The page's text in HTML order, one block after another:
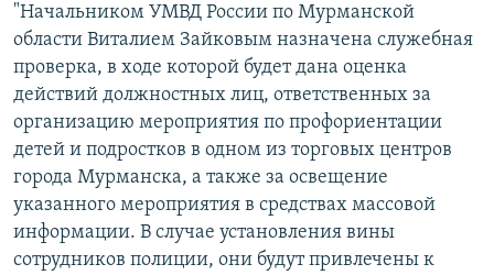
"Начальником УМВД России по Мурманской
области Виталием Зайковым назначена служебная
проверка, в ходе которой будет дана оценка
действий должностных лиц, ответственных за
организацию мероприятия по профориентации
детей и подростков в одном из торговых центров
города Мурманска, а также за освещение
указанного мероприятия в средствах массовой
информации. В случае установления вины
сотрудников полиции, они будут привлечены к